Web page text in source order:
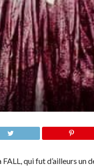
qui fut d’ailleurs un